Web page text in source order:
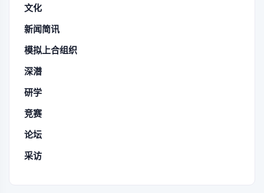
文化
新闻简讯
模拟上合组织
深潜
研学
竞赛
论坛
采访